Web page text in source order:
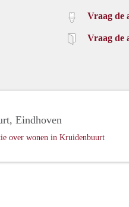
Vraag de
Vraag de
Eindhoven
over wonen in Kruidenbuurt